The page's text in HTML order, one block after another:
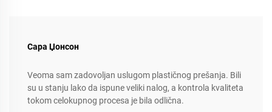
Сара Џонсон
Veoma sam zadovoljan uslugom plastičnog prešanja. Bili
su u stanju lako da ispune veliki nalog, a kontrola kvaliteta
tokom celokupnog procesa je bila odlična.